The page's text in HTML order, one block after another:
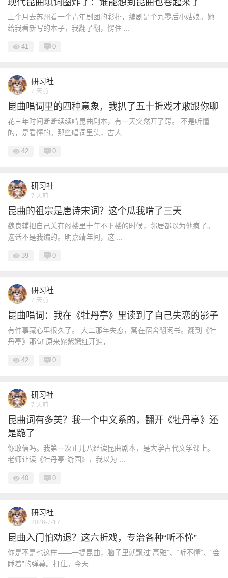
现代昆曲填词圈炸了：谁能想到昆曲也卷起来了
上个月去苏州看一个青年剧团的彩排，编剧是个九零后小姑娘。她
给我看新写的本子，我翻了翻，愣住 ...
41 0
研习社
7 天前
昆曲唱词里的四种意象，我扒了五十折戏才敢跟你聊
花三年时间断断续续啃昆曲剧本，有一天突然开了窍。 不是听懂
的，是看懂的。那些唱词里头，古人 ...
42 0
研习社
7 天前
昆曲的祖宗是唐诗宋词？这个瓜我啃了三天
魏良辅把自己关在阁楼里十年不下楼的时候，邻居都以为他疯了。
这话不是我编的。明嘉靖年间，这 ...
39 0
研习社
7 天前
昆曲唱词：我在《牡丹亭》里读到了自己失恋的影子
有件事藏心里很久了。 大二那年失恋，窝在宿舍翻闲书。翻到《牡
丹亭》那句“原来姹紫嫣红开遍， ...
42 0
研习社
7 天前
昆曲词有多美？我一个中文系的，翻开《牡丹亭》还
是跪了
你敢信吗。我第一次正儿八经读昆曲剧本，是大学古代文学课上。
老师让读《牡丹亭·游园》，我以为 ...
40 0
研习社
2026-7-17
昆曲入门怕劝退？这六折戏，专治各种“听不懂”
你是不是也这样——一提昆曲，脑子里就飘过“高雅”、“听不懂”、“会
睡着”的弹幕。打住。今天 ...